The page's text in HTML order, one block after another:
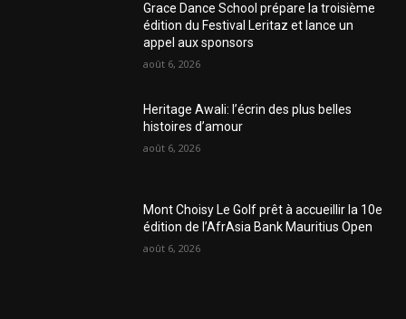
Grace Dance School prépare la troisième
édition du Festival Leritaz et lance un
appel aux sponsors
août 6, 2026
Heritage Awali: l’écrin des plus belles
histoires d’amour
août 6, 2026
Mont Choisy Le Golf prêt à accueillir la 10e
édition de l’AfrAsia Bank Mauritius Open
août 6, 2026